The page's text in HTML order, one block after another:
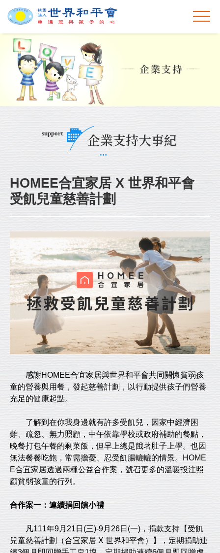
support
企業支持大事紀
HOMEE合宜家居 X 世界和平會
受飢兒童慈善計劃
感謝HOMEE合宜家居與世界和平會共同關懷貧弱孩
童的營養與用餐，發起慈善計劃，以行動提供孩子們營養
充足的健康起點。
了解到在你我身邊就有許多受飢兒，因家中經濟困
難、疏忽、無力照顧，中午依靠學校或政府補助的餐點，
晚餐打包午餐的剩菜飯，但早上總是餓著肚子上學。也因
無法餐餐吃飽，常需擔憂、忍受飢腸轆轆的情景。HOME
E合宜家居透過兩種公益合作案，號召更多的溫暖投注照
顧貧弱孩童的行列。
合作案一：連續捐回饋小禮
凡111年9月21日(三)-9月26日(一)，捐款支持【受飢
兒童慈善計劃（合宜家居 X 世界和平會）】，定期捐助連